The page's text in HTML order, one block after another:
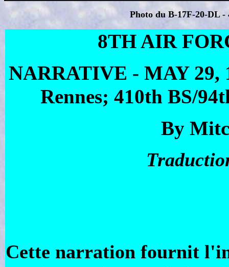
Photo du B-17F-20-DL -
8TH AIR
NARRATIVE - MAY 29,
Rennes; 410th BS/
By
Cette narration fournit